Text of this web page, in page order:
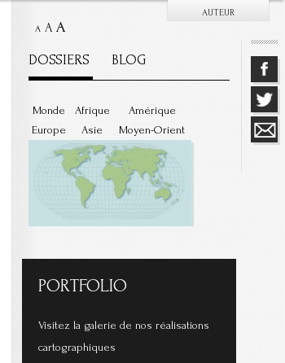
AUTEUR
A A A
DOSSIERS BLOG
Monde
Europe
Afrique
Asie
Amérique
Moyen-Orient
PORTFOLIO
Visitez la galerie de nos réalisations
cartographiques